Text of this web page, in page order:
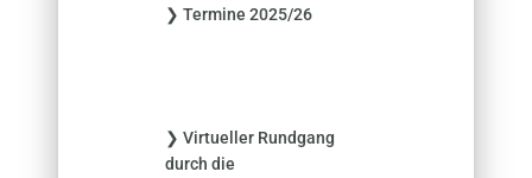
a
❯ Termine 2025/26
❯ Virtueller Rundgang
durch die